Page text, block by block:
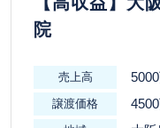
院
売上高
譲渡価格